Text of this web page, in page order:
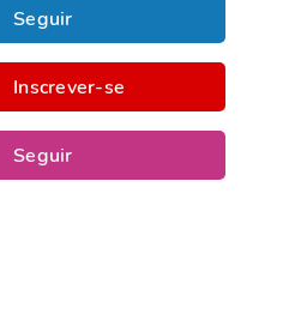
Seguir
Inscrever-se
Seguir